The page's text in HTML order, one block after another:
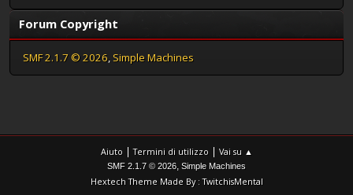
Forum Copyright
SMF 2.1.7 © 2026, Simple Machines
Aiuto |Termini di utilizzo | Vai su ▲
SMF 2.1.7 © 2026 Simple Machines
Hextech Theme Made By : TwitchisMental